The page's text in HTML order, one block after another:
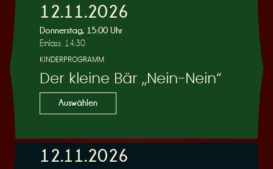
R
e
12.11.2026
Donnerstag, 15:00 Uhr
Einlass: 14:30
KINDERPROGRAMM
Der kleine Bär „Nein-Nein“
Auswählen
12.11.2026